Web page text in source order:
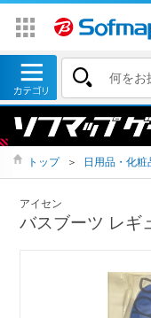
トップ ＞ 日用品・化粧
アイセン
バスブーツ レギ